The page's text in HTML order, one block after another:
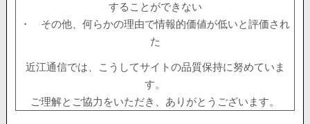
することができない
・ その他、何らかの理由で情報的価値が低いと評価され
た
近江通信では、こうしてサイトの品質保持に努めていま
す。
ご理解とご協力をいただき、ありがとうございます。